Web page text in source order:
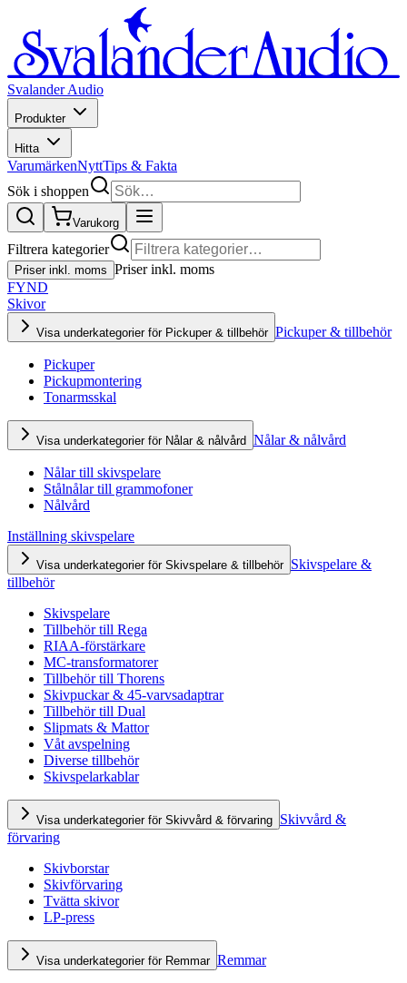
Svalander Audio
Produkter
Hitta
VarumärkenNyttTips & Fakta
Sök i shoppen
Varukorg
Filtrera kategorier
Priser inkl. moms Priser inkl. moms
FYND
Skivor
Visa underkategorier för Pickuper & tillbehör Pickuper & tillbehör
Pickuper
Pickupmontering
Tonarmsskal
Visa underkategorier för Nålar & nålvård Nålar & nålvård
Nålar till skivspelare
Stålnålar till grammofoner
Nålvård
Inställning skivspelare
Visa underkategorier för Skivspelare & tillbehör Skivspelare &
tillbehör
Skivspelare
Tillbehör till Rega
RIAA-förstärkare
MC-transformatorer
Tillbehör till Thorens
Skivpuckar & 45-varvsadaptrar
Tillbehör till Dual
Slipmats & Mattor
Våt avspelning
Diverse tillbehör
Skivspelarkablar
Visa underkategorier för Skivvård & förvaring Skivvård &
förvaring
Skivborstar
Skivförvaring
Tvätta skivor
LP-press
Visa underkategorier för Remmar Remmar